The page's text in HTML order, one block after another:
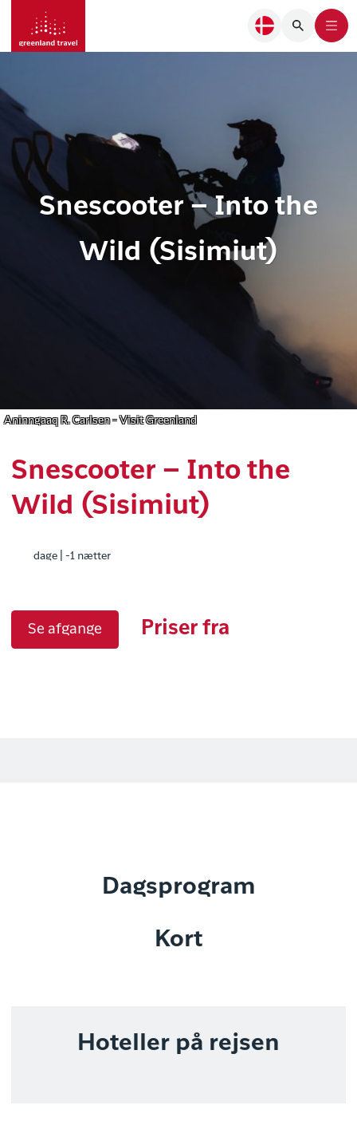
Snescooter – Into the
Wild (Sisimiut)
Aninngaaq R. Carlsen - Visit Greenland
Snescooter – Into the
Wild (Sisimiut)
dage | -1 nætter
Se afgange Priser fra
Dagsprogram
Kort
Hoteller på rejsen